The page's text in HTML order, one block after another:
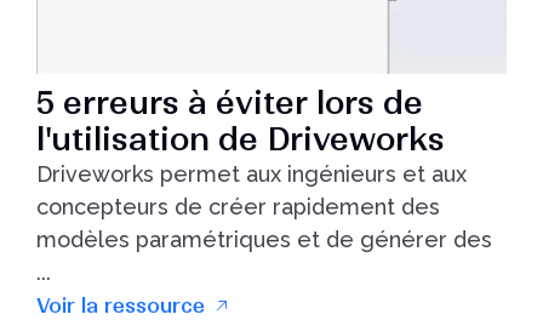
5 erreurs à éviter lors de
l'utilisation de Driveworks
Driveworks permet aux ingénieurs et aux
concepteurs de créer rapidement des
modèles paramétriques et de générer des
...
Voir la ressource